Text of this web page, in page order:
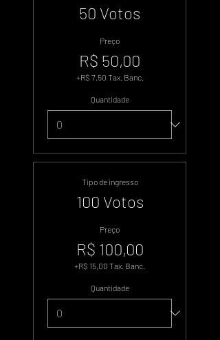
50 Votos
Preço
R$ 50,00
+R$ 7,50 Tax. Banc.
Quantidade
Tipo de ingresso
100 Votos
Preço
R$ 100,00
+R$ 15,00 Tax. Banc.
Quantidade